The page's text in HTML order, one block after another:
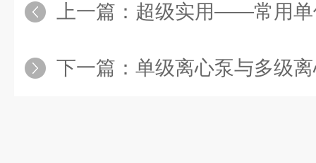
上一篇： 超级实用——常用单
下一篇： 单级离心泵与多级